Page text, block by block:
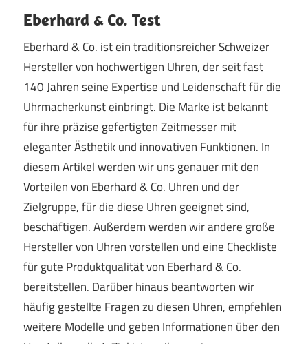
Versand
Eberhard & Co. Test
Eberhard & Co. ist ein traditionsreicher Schweizer
Hersteller von hochwertigen Uhren, der seit fast
140 Jahren seine Expertise und Leidenschaft für die
Uhrmacherkunst einbringt. Die Marke ist bekannt
für ihre präzise gefertigten Zeitmesser mit
eleganter Ästhetik und innovativen Funktionen. In
diesem Artikel werden wir uns genauer mit den
Vorteilen von Eberhard & Co. Uhren und der
Zielgruppe, für die diese Uhren geeignet sind,
beschäftigen. Außerdem werden wir andere große
Hersteller von Uhren vorstellen und eine Checkliste
für gute Produktqualität von Eberhard & Co.
bereitstellen. Darüber hinaus beantworten wir
häufig gestellte Fragen zu diesen Uhren, empfehlen
weitere Modelle und geben Informationen über den